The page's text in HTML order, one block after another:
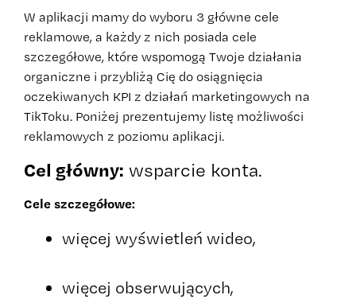
W aplikacji mamy do wyboru 3 główne cele
reklamowe, a każdy z nich posiada cele
szczegółowe, które wspomogą Twoje działania
organiczne i przybliżą Cię do osiągnięcia
oczekiwanych KPI z działań marketingowych na
TikToku. Poniżej prezentujemy listę możliwości
reklamowych z poziomu aplikacji.
Cel główny: wsparcie konta.
Cele szczegółowe:
więcej wyświetleń wideo,
więcej obserwujących,